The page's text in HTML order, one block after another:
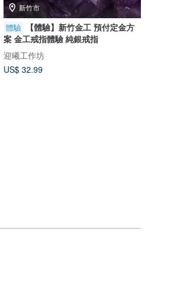
新竹市
體驗
【體驗】新竹金工 預付定金方
案 金工戒指體驗 純銀戒指
迎曦工作坊
US$ 32.99